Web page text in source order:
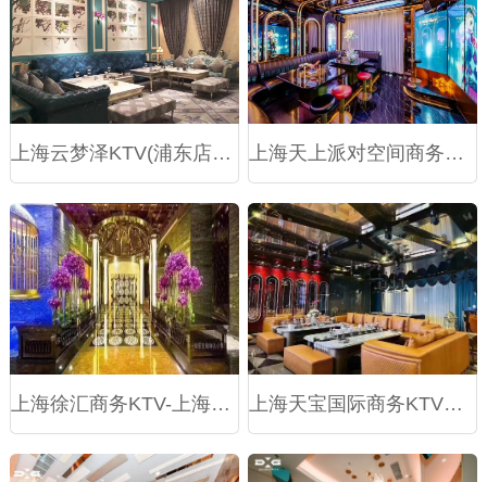
上海云梦泽KTV(浦东店)预订电话,包房价格,消费点评 上海天上派对空间商务KTV预订
上海徐汇商务KTV-上海徐汇商务KTV预订-上海徐汇商务KTV订房 上海天宝国际商务KTV预订